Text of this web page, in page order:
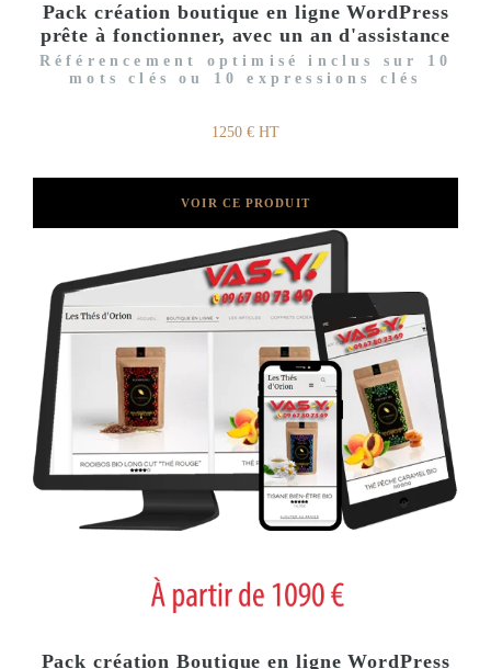
Pack création boutique en ligne WordPress
prête à fonctionner, avec un an d'assistance
Référencement optimisé inclus sur 10
mots clés ou 10 expressions clés
1250 € HT
VOIR CE PRODUIT
Pack création Boutique en ligne WordPress